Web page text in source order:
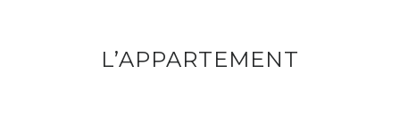
L’APPARTEMENT